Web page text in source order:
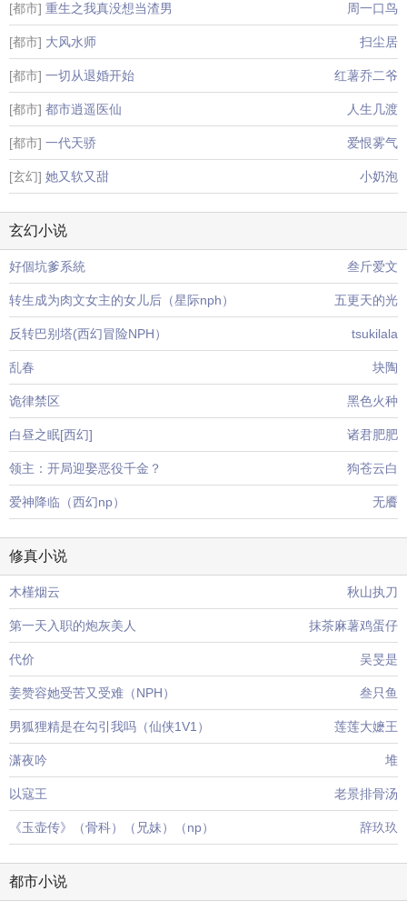
[都市] 重生之我真没想当渣男 周一口鸟
[都市] 大风水师 扫尘居
[都市] 一切从退婚开始 红薯乔二爷
[都市] 都市逍遥医仙 人生几渡
[都市] 一代天骄 爱恨雾气
[玄幻] 她又软又甜 小奶泡
玄幻小说
好個坑爹系統 叁斤爱文
转生成为肉文女主的女儿后（星际nph） 五更天的光
反转巴别塔(西幻冒险NPH） tsukilala
乱春 块陶
诡律禁区 黑色火种
白昼之眠[西幻] 诸君肥肥
领主：开局迎娶恶役千金？ 狗苍云白
爱神降临（西幻np） 无餍
修真小说
木槿烟云 秋山执刀
第一天入职的炮灰美人 抹茶麻薯鸡蛋仔
代价 吴旻是
姜赞容她受苦又受难（NPH） 叁只鱼
男狐狸精是在勾引我吗（仙侠1V1） 莲莲大嬷王
潇夜吟 堆
以寇王 老景排骨汤
《玉壶传》（骨科）（兄妹）（np） 辞玖玖
都市小说